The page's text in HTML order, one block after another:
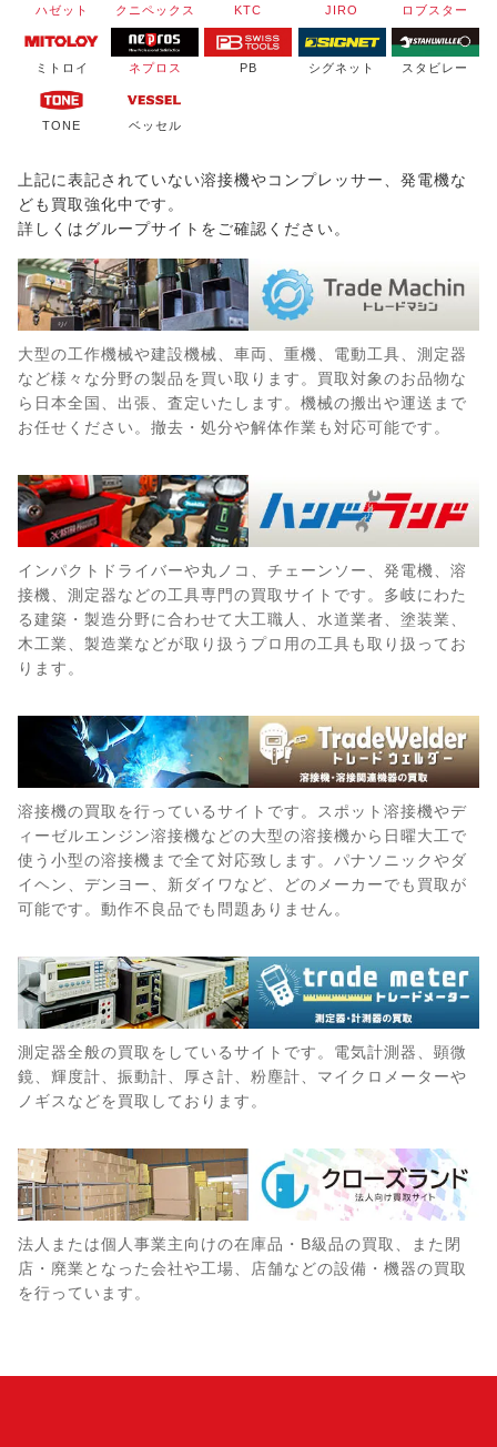
ハゼット クニペックス KTC JIRO ロブスター
ミトロイ ネプロス PB シグネット スタビレー
TONE ベッセル
上記に表記されていない溶接機やコンプレッサー、発電機な
ども買取強化中です。
詳しくはグループサイトをご確認ください。
大型の工作機械や建設機械、車両、重機、電動工具、測定器
など様々な分野の製品を買い取ります。買取対象のお品物な
ら日本全国、出張、査定いたします。機械の搬出や運送まで
お任せください。撤去・処分や解体作業も対応可能です。
インパクトドライバーや丸ノコ、チェーンソー、発電機、溶
接機、測定器などの工具専門の買取サイトです。多岐にわた
る建築・製造分野に合わせて大工職人、水道業者、塗装業、
木工業、製造業などが取り扱うプロ用の工具も取り扱ってお
ります。
溶接機の買取を行っているサイトです。スポット溶接機やデ
ィーゼルエンジン溶接機などの大型の溶接機から日曜大工で
使う小型の溶接機まで全て対応致します。パナソニックやダ
イヘン、デンヨー、新ダイワなど、どのメーカーでも買取が
可能です。動作不良品でも問題ありません。
測定器全般の買取をしているサイトです。電気計測器、顕微
鏡、輝度計、振動計、厚さ計、粉塵計、マイクロメーターや
ノギスなどを買取しております。
法人または個人事業主向けの在庫品・B級品の買取、また閉
店・廃業となった会社や工場、店舗などの設備・機器の買取
を行っています。